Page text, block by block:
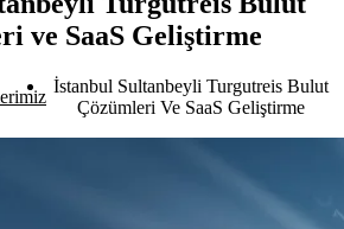
ve SaaS Geliştirme
İstanbul Sultanbeyli Turgutreis Bulut
Çözümleri Ve SaaS Geliştirme